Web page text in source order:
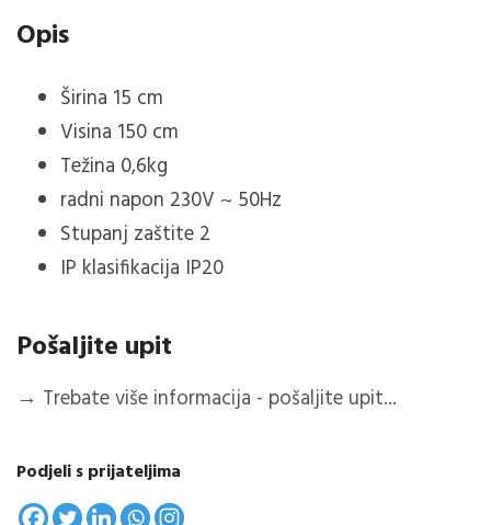
količina
Opis
Širina 15 cm
Visina 150 cm
Težina 0,6kg
radni napon 230V ~ 50Hz
Stupanj zaštite 2
IP klasifikacija IP20
Pošaljite upit
→ Trebate više informacija - pošaljite upit...
Podjeli s prijateljima